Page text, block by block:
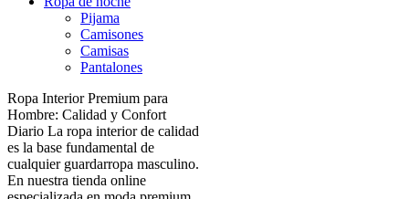
Pijama
Camisones
Camisas
Pantalones
Ropa Interior Premium para
Hombre: Calidad y Confort
Diario La ropa interior de calidad
es la base fundamental de
cualquier guardarropa masculino.
En nuestra tienda online